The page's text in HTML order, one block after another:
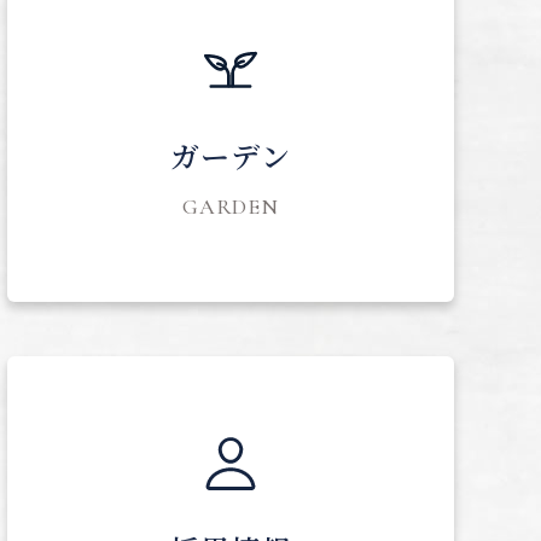
ガーデン
GARDEN